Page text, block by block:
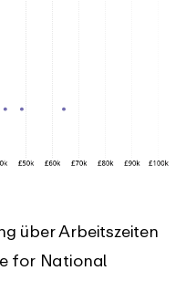
über Arbeitszeiten
for National